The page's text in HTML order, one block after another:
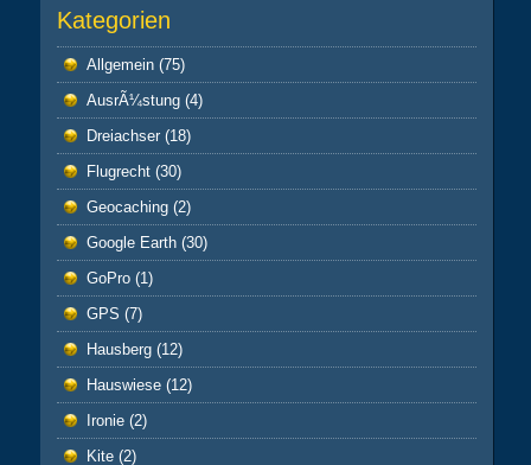
Kategorien
Allgemein(75)
AusrÃ¼stung(4)
Dreiachser(18)
Flugrecht(30)
Geocaching(2)
Google Earth(30)
GoPro(1)
GPS (7)
Hausberg(12)
Hauswiese(12)
Ironie(2)
Kite(2)